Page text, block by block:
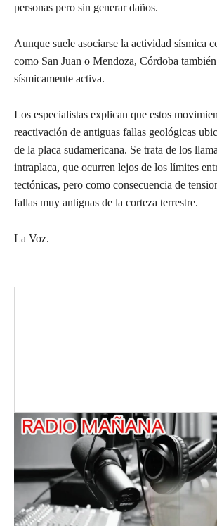
personas pero sin generar daños.
Aunque suele asociarse la actividad sísmica
como San Juan o Mendoza, Córdoba
sísmicamente activa.
Los especialistas explican que estos
reactivación de antiguas fallas geológicas
de la placa sudamericana. Se trata de los
intraplaca, que ocurren lejos de los límites
tectónicas, pero como consecuencia de
fallas muy antiguas de la corteza terrestre.
La Voz.